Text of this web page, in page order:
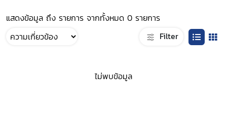
แสดงข้อมูล ถึง รายการ จากทั้งหมด 0 รายการ
Filter
ไม่พบข้อมูล